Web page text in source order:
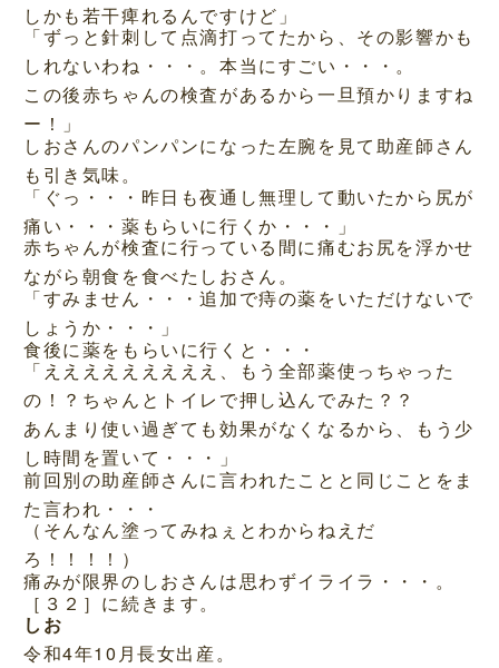
しかも若干痺れるんですけど」
「ずっと針刺して点滴打ってたから、その影響かも
しれないわね・・・。本当にすごい・・・。
この後赤ちゃんの検査があるから一旦預かりますね
ー！」
しおさんのパンパンになった左腕を見て助産師さん
も引き気味。
「ぐっ・・・昨日も夜通し無理して動いたから尻が
痛い・・・薬もらいに行くか・・・」
赤ちゃんが検査に行っている間に痛むお尻を浮かせ
ながら朝食を食べたしおさん。
「すみません・・・追加で痔の薬をいただけないで
しょうか・・・」
食後に薬をもらいに行くと・・・
「えええええええええ、もう全部薬使っちゃった
の！？ちゃんとトイレで押し込んでみた？？
あんまり使い過ぎても効果がなくなるから、もう少
し時間を置いて・・・」
前回別の助産師さんに言われたことと同じことをま
た言われ・・・
（そんなん塗ってみねぇとわからねえだ
ろ！！！！）
痛みが限界のしおさんは思わずイライラ・・・。
［３２］に続きます。
しお
令和4年10月長女出産。